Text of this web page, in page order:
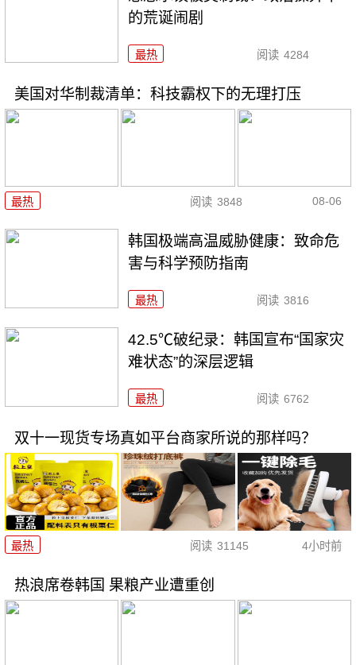
的荒诞闹剧
最热 阅读 4284
美国对华制裁清单：科技霸权下的无理打压
最热 阅读 3848 08-06
韩国极端高温威胁健康：致命危
害与科学预防指南
最热 阅读 3816
42.5℃破纪录：韩国宣布“国家灾
难状态”的深层逻辑
最热 阅读 6762
双十一现货专场真如平台商家所说的那样吗？
最热 阅读 31145 4小时前
热浪席卷韩国 果粮产业遭重创